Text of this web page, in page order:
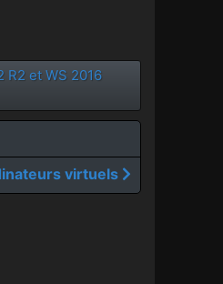
et WS 2016
virtuels